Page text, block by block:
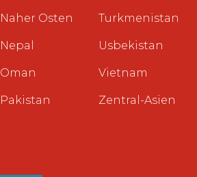
Naher Osten
Nepal
Oman
Pakistan
Turkmenistan
Usbekistan
Vietnam
Zentral-Asien